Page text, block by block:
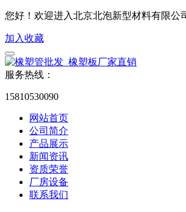
您好！欢迎进入北京北泡新型材料有限公
加入收藏
服务热线：
15810530090
网站首页
公司简介
产品展示
新闻资讯
资质荣誉
厂房设备
联系我们